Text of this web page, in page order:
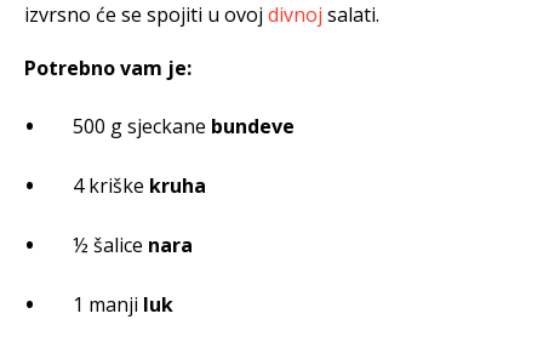
izvrsno će se spojiti u ovoj divnoj salati.
Potrebno vam je:
500 g sjeckane bundeve
4 kriške kruha
½ šalice nara
1 manji luk